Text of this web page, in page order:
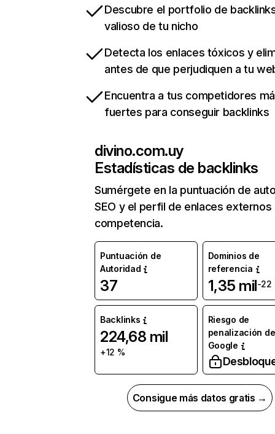
Descubre el portfolio de
valioso de tu nicho
Detecta los enlaces tóxicos y
antes de que perjudiquen a tu
Encuentra a tus competidores
fuertes para conseguir backlinks
divino.com.uy
Estadísticas de backlinks
Sumérgete en la puntuación de
SEO y el perfil de enlaces externos
competencia.
Puntuación de
Autoridad
37
Dominios de
referencia
1,35 mil-22
Backlinks
224,68 mil
+12 %
Riesgo de
penalización de
Google
Consigue más datos gratis →